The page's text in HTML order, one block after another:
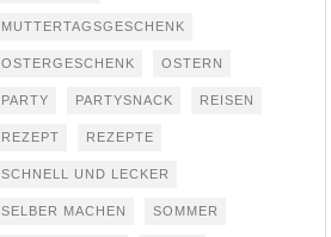
MUTTERTAGSGESCHENK
OSTERGESCHENK OSTERN
PARTY PARTYSNACK REISEN
REZEPT REZEPTE
SCHNELL UND LECKER
SELBER MACHEN SOMMER